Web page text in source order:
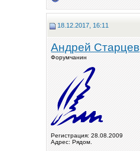
18.12.2017, 16:11
Андрей Старцев
Форумчанин
Регистрация: 28.08.2009
Адрес: Рядом.